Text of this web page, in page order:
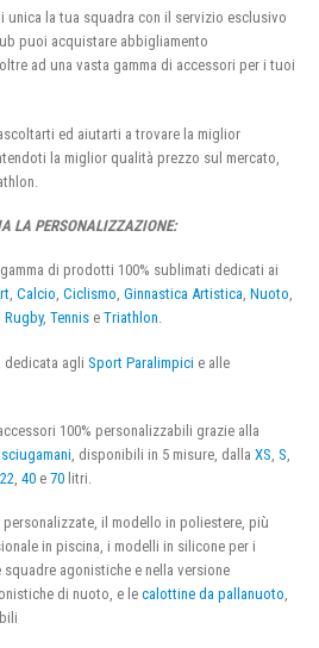
unica la tua squadra con il servizio esclusivo
puoi acquistare abbigliamento
ad una vasta gamma di accessori per i tuoi
ed aiutarti a trovare la miglior
la miglior qualità prezzo sul mercato,
LA PERSONALIZZAZIONE:
di prodotti 100% sublimati dedicati ai
, Calcio, Ciclismo, Ginnastica Artistica, Nuoto,
Rugby, Tennis e Triathlon.
agli Sport Paralimpici e alle
100% personalizzabili grazie alla
, disponibili in 5 misure, dalla XS S
22 40 e 70 litri.
il modello in poliestere, più
in piscina, i modelli in silicone per i
agonistiche e nella versione
di nuoto, e le calottine da pallanuoto,